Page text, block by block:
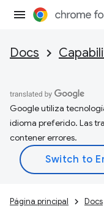
Docs
Google utiliza
idioma preferido. Las
contener errores.
Página principal Docs